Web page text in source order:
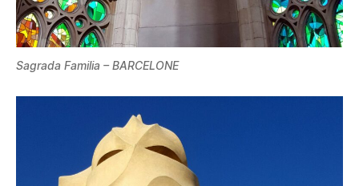
Sagrada Familia – BARCELONE